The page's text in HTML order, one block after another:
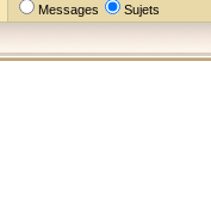
Messages Sujets